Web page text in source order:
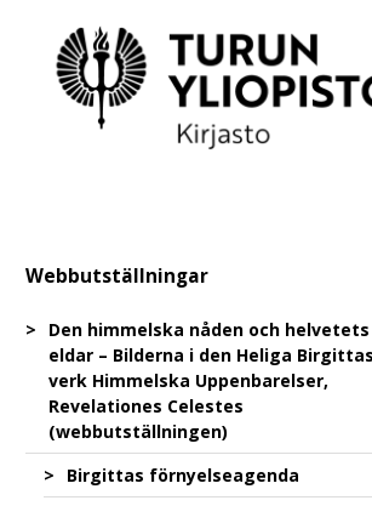
Webbutställningar
Den himmelska nåden och helvetets
eldar – Bilderna i den Heliga Birgittas
verk Himmelska Uppenbarelser,
Revelationes Celestes
(webbutställningen)
Birgittas förnyelseagenda